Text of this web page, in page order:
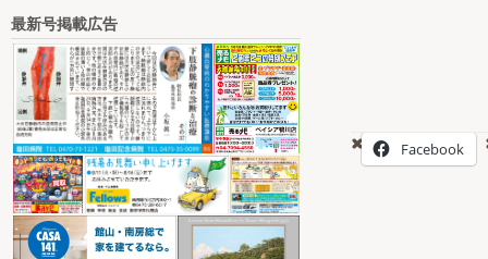
Facebook
最新号掲載広告